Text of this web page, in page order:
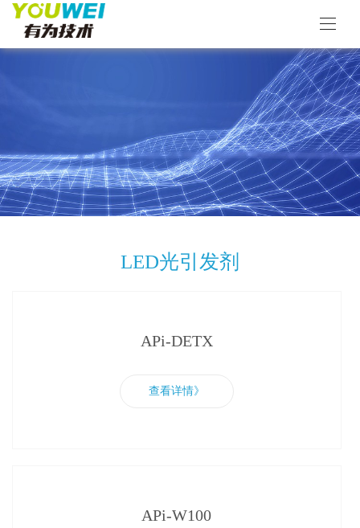
LED光引发剂
APi-DETX
查看详情》
APi-W100